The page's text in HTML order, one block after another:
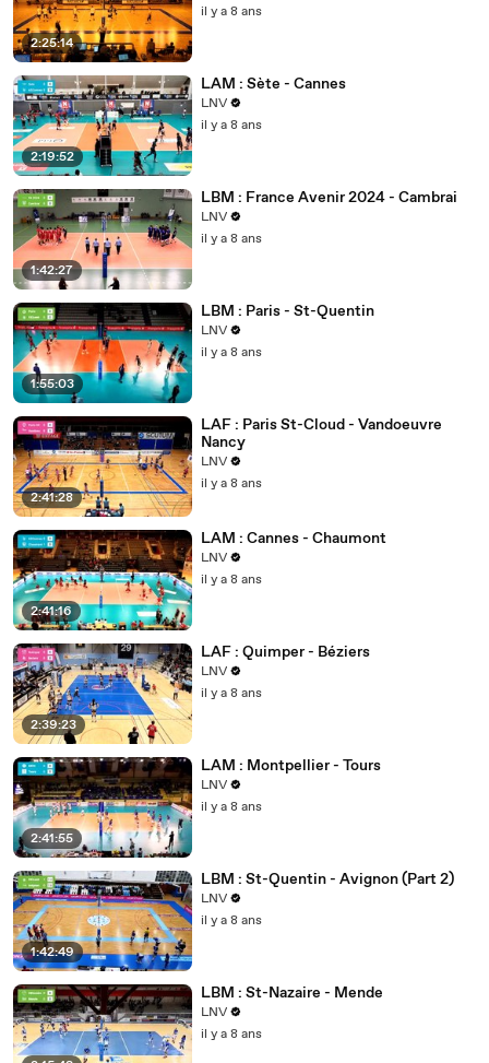
2:25:14
il y a 8 ans
2:19:52
LAM : Sète - Cannes
LNV
il y a 8 ans
1:42:27
LBM : France Avenir 2024 - Cambrai
LNV
il y a 8 ans
1:55:03
LBM : Paris - St-Quentin
LNV
il y a 8 ans
2:41:28
LAF : Paris St-Cloud - Vandoeuvre
Nancy
LNV
il y a 8 ans
2:41:16
LAM : Cannes - Chaumont
LNV
il y a 8 ans
2:39:23
LAF : Quimper - Béziers
LNV
il y a 8 ans
2:41:55
LAM : Montpellier - Tours
LNV
il y a 8 ans
1:42:49
LBM : St-Quentin - Avignon (Part 2)
LNV
il y a 8 ans
LBM : St-Nazaire - Mende
LNV
il y a 8 ans